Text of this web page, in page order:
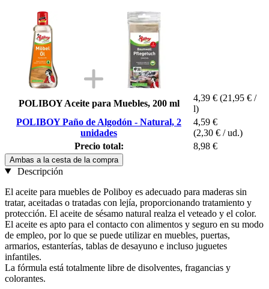
POLIBOY Aceite para Muebles, 200 ml
4,39 € (21,95 € /
l)
POLIBOY Paño de Algodón - Natural, 2
unidades
4,59 €
(2,30 € / ud.)
Precio total:
8,98 €
Ambas a la cesta de la compra
Descripción
El aceite para muebles de Poliboy es adecuado para maderas sin
tratar, aceitadas o tratadas con lejía, proporcionando tratamiento y
protección. El aceite de sésamo natural realza el veteado y el color.
El aceite es apto para el contacto con alimentos y seguro en su modo
de empleo, por lo que se puede utilizar en muebles, puertas,
armarios, estanterías, tablas de desayuno e incluso juguetes
infantiles.
La fórmula está totalmente libre de disolventes, fragancias y
colorantes.